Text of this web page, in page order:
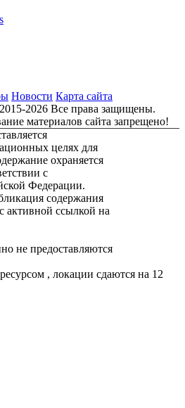
Новости Карта сайта
2026 Все права защищены.
материалов сайта запрещено!
целях для
охраняется
с
Федерации.
содержания
активной ссылкой на
не предоставляются
, локации сдаются на 12